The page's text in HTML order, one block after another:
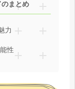
まとめ
力
性